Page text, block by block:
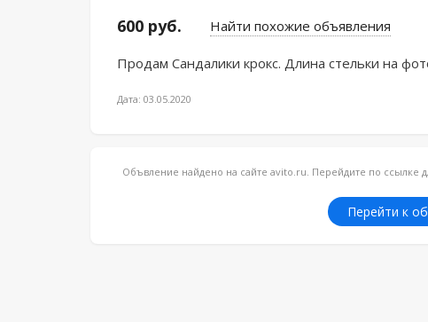
600 руб. Найти похожие объявления
Продам Сандалики крокс. Длина стельки на
Дата: 03.05.2020
Объвление найдено на сайте avito.ru. Перейдите по
Перейти к